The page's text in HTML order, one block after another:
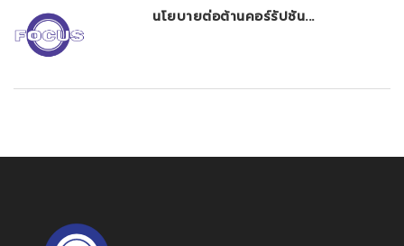
นโยบายต่อต้านคอร์รัปชัน...